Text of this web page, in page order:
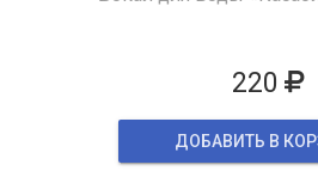
220
ДОБАВИТЬ В